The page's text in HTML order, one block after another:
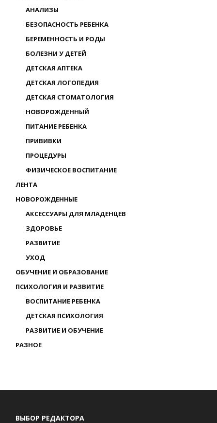
АНАЛИЗЫ
БЕЗОПАСНОСТЬ РЕБЕНКА
БЕРЕМЕННОСТЬ И РОДЫ
БОЛЕЗНИ У ДЕТЕЙ
ДЕТСКАЯ АПТЕКА
ДЕТСКАЯ ЛОГОПЕДИЯ
ДЕТСКАЯ СТОМАТОЛОГИЯ
НОВОРОЖДЕННЫЙ
ПИТАНИЕ РЕБЕНКА
ПРИВИВКИ
ПРОЦЕДУРЫ
ФИЗИЧЕСКОЕ ВОСПИТАНИЕ
ЛЕНТА
НОВОРОЖДЕННЫЕ
АКСЕССУАРЫ ДЛЯ МЛАДЕНЦЕВ
ЗДОРОВЬЕ
РАЗВИТИЕ
УХОД
ОБУЧЕНИЕ И ОБРАЗОВАНИЕ
ПСИХОЛОГИЯ И РАЗВИТИЕ
ВОСПИТАНИЕ РЕБЕНКА
ДЕТСКАЯ ПСИХОЛОГИЯ
РАЗВИТИЕ И ОБУЧЕНИЕ
РАЗНОЕ
ВЫБОР РЕДАКТОРА